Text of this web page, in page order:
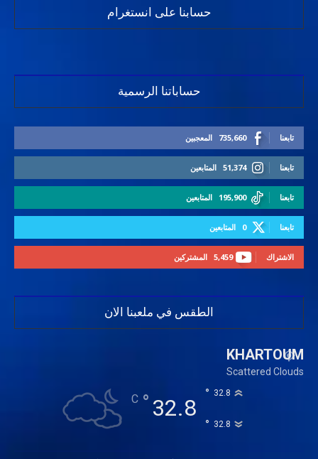
حسابنا على انستغرام
حساباتنا الرسمية
735,660 المعجبين تابعنا
51,374 المتابعين تابعنا
195,900 المتابعين تابعنا
0 المتابعين تابعنا
5,459 المشتركين الاشتراك
الطقس في ملعبنا الان
KHARTOUM
Scattered Clouds
32.8
°
C 32.8
°
32.8
°